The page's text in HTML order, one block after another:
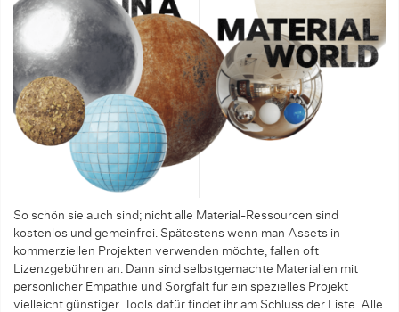
So schön sie auch sind; nicht alle Material-Ressourcen sind
kostenlos und gemeinfrei. Spätestens wenn man Assets in
kommerziellen Projekten verwenden möchte, fallen oft
Lizenzgebühren an. Dann sind selbstgemachte Materialien mit
persönlicher Empathie und Sorgfalt für ein spezielles Projekt
vielleicht günstiger. Tools dafür findet ihr am Schluss der Liste. Alle